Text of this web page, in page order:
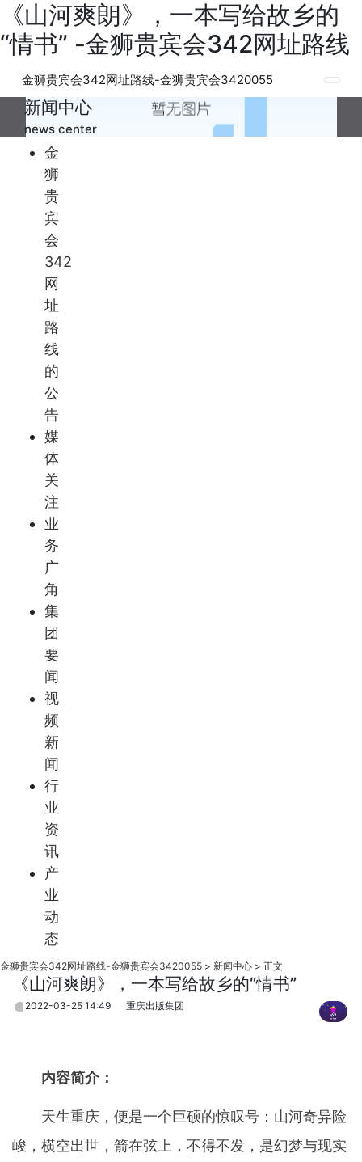
《山河爽朗》，一本写给故乡的
“情书” -金狮贵宾会342网址路线
金狮贵宾会342网址路线-金狮贵宾会3420055
新闻中心
news center
金
狮
贵
宾
会
342
网
址
路
线
的
公
告
媒
体
关
注
业
务
广
角
集
团
要
闻
视
频
新
闻
行
业
资
讯
产
业
动
态
金狮贵宾会342网址路线-金狮贵宾会3420055 > 新闻中心 > 正文
《山河爽朗》，一本写给故乡的“情书”
2022-03-25 14:49 重庆出版集团
内容简介：
天生重庆，便是一个巨硕的惊叹号：山河奇异险
峻，横空出世，箭在弦上，不得不发，是幻梦与现实